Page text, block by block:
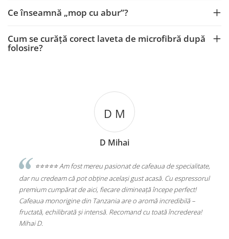
Ce înseamnă „mop cu abur”?
Cum se curăță corect laveta de microfibră după
folosire?
Am fost mereu pasionat de cafeaua de specialitate,
că pot obține același gust acasă. Cu espressorul
cumpărat de aici, fiecare dimineață începe perfect!
monorigine din Tanzania are o aromă incredibilă –
și intensă. Recomand cu toată încrederea!
Statie de Calcat
Aluminiu, 1750
(PLEU0188)